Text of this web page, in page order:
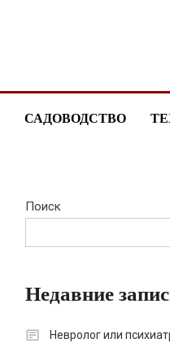
САДОВОДСТВО
Поиск
Недавние
Невролог или